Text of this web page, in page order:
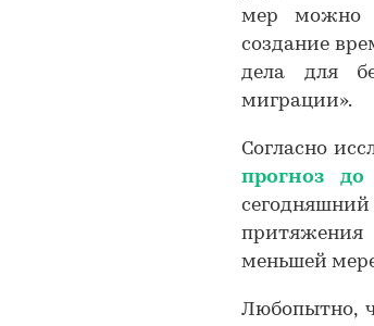
мер можно
создание
дела для
миграции».
Согласно
прогноз до
меньшей
Любопытно,